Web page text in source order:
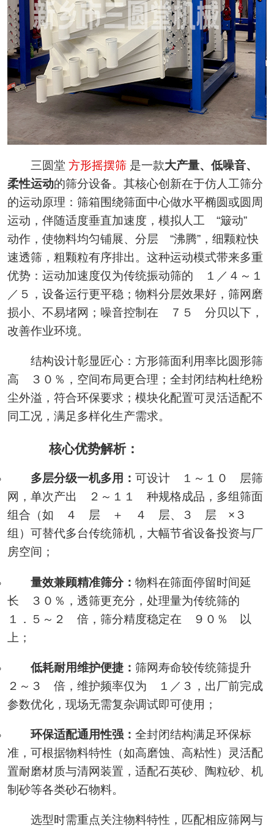
三圆堂 方形摇摆筛 是一款大产量、低噪音、
柔性运动的筛分设备。其核心创新在于仿人工筛分
的运动原理：筛箱围绕筛面中心做水平椭圆或圆周
运动，伴随适度垂直加速度，模拟人工 “簸动”
动作，使物料均匀铺展、分层 “沸腾”，细颗粒快
速透筛，粗颗粒有序排出。这种运动模式带来多重
优势：运动加速度仅为传统振动筛的 １／４～１
／５，设备运行更平稳；物料分层效果好，筛网磨
损小、不易堵网；噪音控制在 ７５ 分贝以下，
改善作业环境。
结构设计彰显匠心：方形筛面利用率比圆形筛
高 ３０％，空间布局更合理；全封闭结构杜绝粉
尘外溢，符合环保要求；模块化配置可灵活适配不
同工况，满足多样化生产需求。
核心优势解析：
多层分级一机多用：可设计 １～１０ 层筛
网，单次产出 ２～１１ 种规格成品，多组筛面
组合（如 ４ 层 ＋ ４ 层、３ 层 ×３
组）可替代多台传统筛机，大幅节省设备投资与厂
房空间；
量效兼顾精准筛分：物料在筛面停留时间延
长 ３０％，透筛更充分，处理量为传统筛的
１．５～２ 倍，筛分精度稳定在 ９０％ 以
上；
低耗耐用维护便捷：筛网寿命较传统筛提升
２～３ 倍，维护频率仅为 １／３，出厂前完成
参数优化，现场无需复杂调试即可使用；
环保适配通用性强：全封闭结构满足环保标
准，可根据物料特性（如高磨蚀、高粘性）灵活配
置耐磨材质与清网装置，适配石英砂、陶粒砂、机
制砂等各类砂石物料。
选型时需重点关注物料特性，匹配相应筛网与